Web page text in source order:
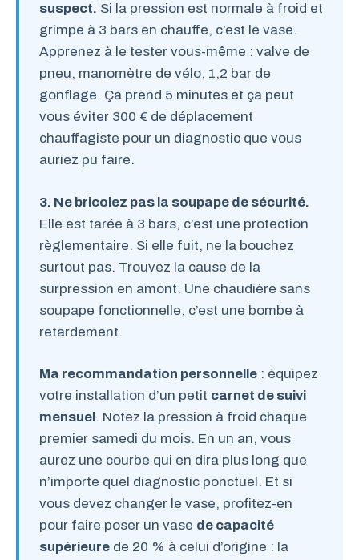
suspect. Si la pression est normale à froid et
grimpe à 3 bars en chauffe, c’est le vase.
Apprenez à le tester vous-même : valve de
pneu, manomètre de vélo, 1,2 bar de
gonflage. Ça prend 5 minutes et ça peut
vous éviter 300 € de déplacement
chauffagiste pour un diagnostic que vous
auriez pu faire.
3. Ne bricolez pas la soupape de sécurité.
Elle est tarée à 3 bars, c’est une protection
règlementaire. Si elle fuit, ne la bouchez
surtout pas. Trouvez la cause de la
surpression en amont. Une chaudière sans
soupape fonctionnelle, c’est une bombe à
retardement.
Ma recommandation personnelle : équipez
votre installation d’un petit carnet de suivi
mensuel. Notez la pression à froid chaque
premier samedi du mois. En un an, vous
aurez une courbe qui en dira plus long que
n’importe quel diagnostic ponctuel. Et si
vous devez changer le vase, profitez-en
pour faire poser un vase de capacité
supérieure de 20 % à celui d’origine : la